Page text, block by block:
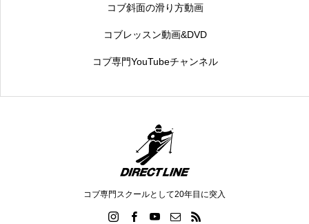
コブ斜面の滑り方動画
コブレッスン動画&DVD
コブ専門YouTubeチャンネル
コブ専門スクールとして20年目に突入